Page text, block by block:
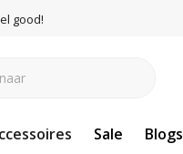
good!
Sale Blogs